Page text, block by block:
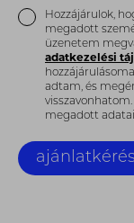
Hozzájárulok,
megadott
üzenetem
adatkezelési
adtam, és
megadott
ajánlatkérés